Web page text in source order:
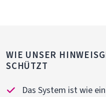
WIE UNSER
SCHÜTZT
Das System ist wie